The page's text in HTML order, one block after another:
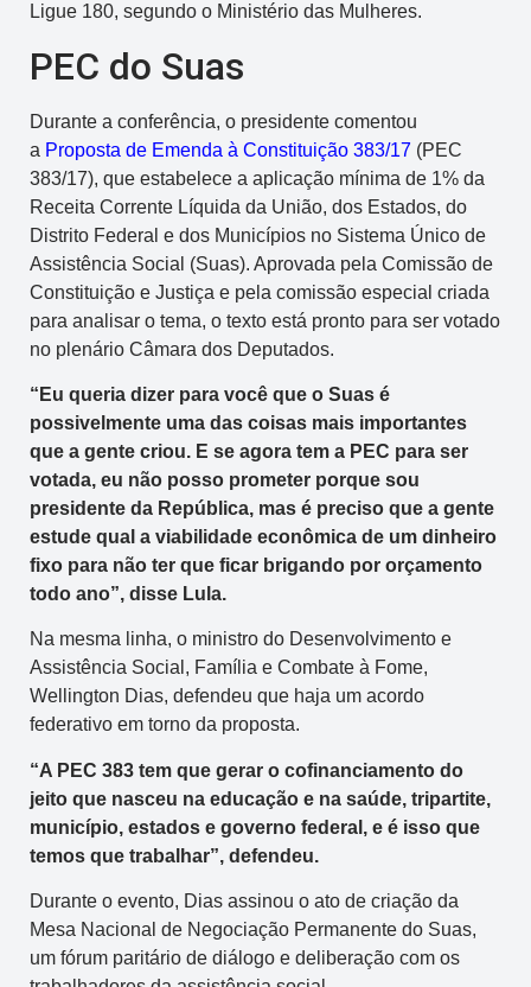
Ligue 180, segundo o Ministério das Mulheres.
PEC do Suas
Durante a conferência, o presidente comentou
a Proposta de Emenda à Constituição 383/17 (PEC
383/17), que estabelece a aplicação mínima de 1% da
Receita Corrente Líquida da União, dos Estados, do
Distrito Federal e dos Municípios no Sistema Único de
Assistência Social (Suas). Aprovada pela Comissão de
Constituição e Justiça e pela comissão especial criada
para analisar o tema, o texto está pronto para ser votado
no plenário Câmara dos Deputados.
“Eu queria dizer para você que o Suas é
possivelmente uma das coisas mais importantes
que a gente criou. E se agora tem a PEC para ser
votada, eu não posso prometer porque sou
presidente da República, mas é preciso que a gente
estude qual a viabilidade econômica de um dinheiro
fixo para não ter que ficar brigando por orçamento
todo ano”, disse Lula.
Na mesma linha, o ministro do Desenvolvimento e
Assistência Social, Família e Combate à Fome,
Wellington Dias, defendeu que haja um acordo
federativo em torno da proposta.
“A PEC 383 tem que gerar o cofinanciamento do
jeito que nasceu na educação e na saúde, tripartite,
município, estados e governo federal, e é isso que
temos que trabalhar”, defendeu.
Durante o evento, Dias assinou o ato de criação da
Mesa Nacional de Negociação Permanente do Suas,
um fórum paritário de diálogo e deliberação com os